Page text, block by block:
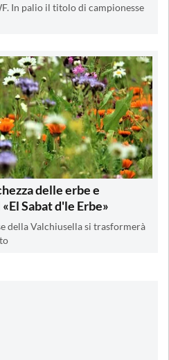
In palio il titolo di campionesse
delle erbe e
Sabat d'le Erbe»
della Valchiusella si trasformerà